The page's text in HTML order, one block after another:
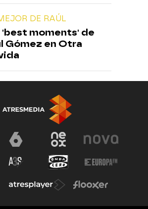
DE RAÚL
'best moments' de
Gómez en Otra